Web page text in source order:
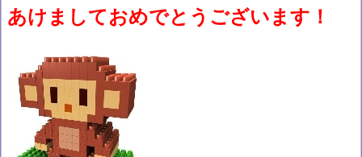
あけましておめでとうございます！